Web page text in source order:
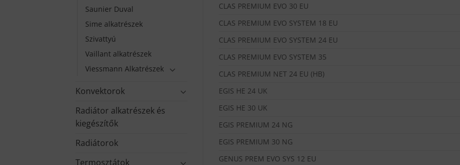
Saunier Duval
Sime alkatrészek
Szivattyú
Vaillant alkatrészek
Viessmann Alkatrészek
Konvektorok
Radiátor alkatrészek és
kiegészítők
Radiátorok
Termosztátok
CLAS PREMIUM EVO 30 EU
CLAS PREMIUM EVO SYSTEM 18 EU
CLAS PREMIUM EVO SYSTEM 24 EU
CLAS PREMIUM EVO SYSTEM 35
CLAS PREMIUM NET 24 EU (HB)
EGIS HE 24 UK
EGIS HE 30 UK
EGIS PREMIUM 24 NG
EGIS PREMIUM 30 NG
GENUS PREM EVO SYS 12 EU